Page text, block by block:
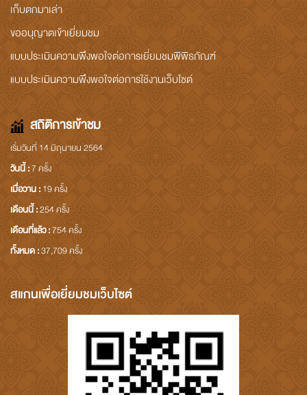
เก็บตกมาเล่า
ขออนุญาตเข้าเยี่ยมชม
แบบประเมินความพึงพอใจต่อการเยี่ยมชมพิพิธภัณฑ์
แบบประเมินความพึงพอใจต่อการใช้งานเว็บไซต์
สถิติการเข้าชม
เริ่มวันที่ 14 มิถุนายน 2564
วันนี้ :7 ครั้ง
เมื่อวาน :19 ครั้ง
เดือนนี้ :254 ครั้ง
เดือนที่แล้ว :754 ครั้ง
ทั้งหมด :37,709 ครั้ง
สแกนเพื่อเยี่ยมชมเว็บไซต์